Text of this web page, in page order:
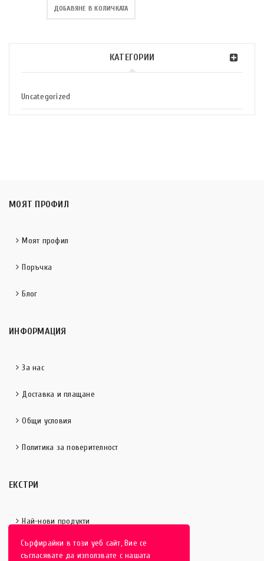
Сърфирайки в този уеб сайт, Вие се
съгласявате да използвате с нашата
КАТЕГОРИИ
Uncategorized
ДОБАВЯНЕ В КОЛИЧКАТА
МОЯТ ПРОФИЛ
Моят профил
Поръчка
Блог
ИНФОРМАЦИЯ
За нас
Доставка и плащане
Общи условия
Политика за поверителност
ЕКСТРИ
Най-нови продукти
Отличени продукти